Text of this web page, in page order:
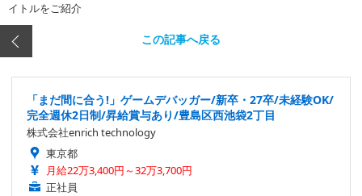
イトルをご紹介
この記事へ戻る
「まだ間に合う!」ゲームデバッガー/新卒・27卒/未経験OK/
完全週休2日制/昇給賞与あり/豊島区西池袋2丁目
株式会社enrich technology
東京都
月給22万3,400円～32万3,700円
正社員